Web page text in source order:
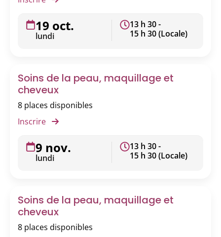
19 oct.
lundi
13 h 30 -
15 h 30 (Locale)
Soins de la peau, maquillage et
cheveux
8 places disponibles
Inscrire
9 nov.
lundi
13 h 30 -
15 h 30 (Locale)
Soins de la peau, maquillage et
cheveux
8 places disponibles